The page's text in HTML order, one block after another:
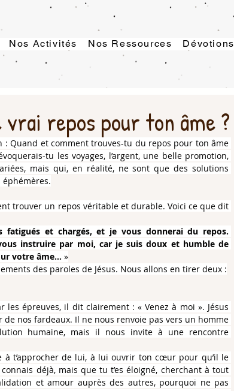
Nos Activités Nos Ressources Dévotions
repos pour ton âme ?
: Quand et comment trouves-tu du repos pour ton âme
tu les voyages, l’argent, une belle promotion,
mais qui, en réalité, ne sont que des solutions
trouver un repos véritable et durable. Voici ce que dit
et chargés, et je vous donnerai du repos.
instruire par moi, car je suis doux et humble de
votre âme… »
des paroles de Jésus. Nous allons en tirer deux :
les épreuves, il dit clairement : « Venez à moi ». Jésus
nos fardeaux. Il ne nous renvoie pas vers un homme
humaine, mais il nous invite à une rencontre
à t’approcher de lui, à lui ouvrir ton cœur pour qu’il le
déjà, mais que tu t’es éloigné, cherchant à tout
et amour auprès des autres, pourquoi ne pas